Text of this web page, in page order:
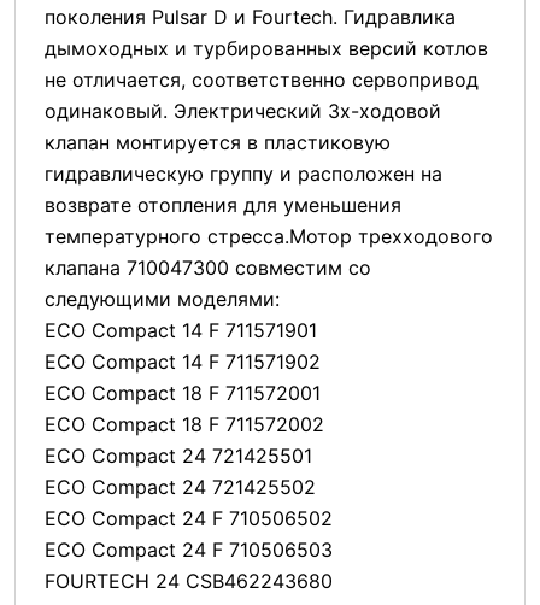
поколения Pulsar D и Fourtech. Гидравлика
дымоходных и турбированных версий котлов
не отличается, соответственно сервопривод
одинаковый. Электрический 3х-ходовой
клапан монтируется в пластиковую
гидравлическую группу и расположен на
возврате отопления для уменьшения
температурного стресса.Мотор трехходового
клапана 710047300 совместим со
следующими моделями:
ECO Compact 14 F 711571901
ECO Compact 14 F 711571902
ECO Compact 18 F 711572001
ECO Compact 18 F 711572002
ECO Compact 24 721425501
ECO Compact 24 721425502
ECO Compact 24 F 710506502
ECO Compact 24 F 710506503
FOURTECH 24 CSB462243680